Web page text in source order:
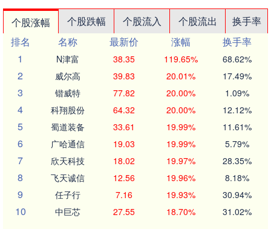
个股涨幅 个股跌幅 个股流入 个股流出
换手率
排名
名称 最新价 涨幅
换手率
1
N津富 38.35 119.65% 68.62%
2 威尔高 39.83 20.01% 17.49%
3 锴威特 77.82 20.00% 1.09%
4 科翔股份 64.32 20.00% 12.12%
5 蜀道装备 33.61 19.99% 11.61%
6 广哈通信 19.03 19.99% 5.79%
7 欣天科技 18.02 19.97% 28.35%
8 飞天诚信 12.56 19.96% 8.18%
9 任子行 7.16 19.93% 30.94%
10 中巨芯 27.55 18.70% 31.02%